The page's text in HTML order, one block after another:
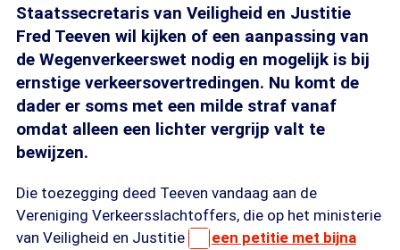
Staatssecretaris van Veiligheid en Justitie
Fred Teeven wil kijken of een aanpassing van
de Wegenverkeerswet nodig en mogelijk is bij
ernstige verkeersovertredingen. Nu komt de
dader er soms met een milde straf vanaf
omdat alleen een lichter vergrijp valt te
bewijzen.
Die toezegging deed Teeven vandaag aan de
Vereniging Verkeersslachtoffers, die op het ministerie
van Veiligheid en Justitie
een petitie met bijna